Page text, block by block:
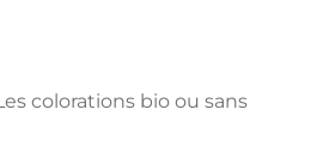
colorations bio ou sans